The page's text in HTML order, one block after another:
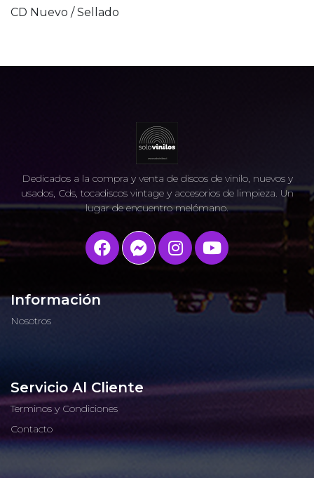
CD Nuevo / Sellado
Dedicados a la compra y venta de discos de vinilo, nuevos y
usados, Cds, tocadiscos vintage y accesorios de limpieza. Un
lugar de encuentro melómano.
Información
Nosotros
Servicio Al Cliente
Terminos y Condiciones
Contacto